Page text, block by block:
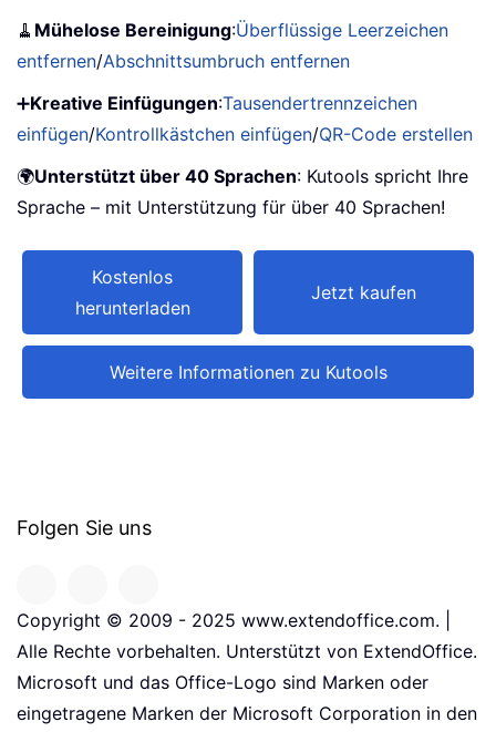
🧹 Mühelose Bereinigung:Überflüssige Leerzeichen
entfernen/Abschnittsumbruch entfernen
➕Kreative Einfügungen:Tausendertrennzeichen
einfügen/Kontrollkästchen einfügen/QR-Code erstellen
🌍Unterstützt über 40 Sprachen: Kutools spricht Ihre
Sprache – mit Unterstützung für über 40 Sprachen!
Kostenlos
herunterladen
Jetzt kaufen
Weitere Informationen zu Kutools
Folgen Sie uns
Copyright © 2009 - 2025 www.extendoffice.com. |
Alle Rechte vorbehalten. Unterstützt von ExtendOffice.
Microsoft und das Office-Logo sind Marken oder
eingetragene Marken der Microsoft Corporation in den